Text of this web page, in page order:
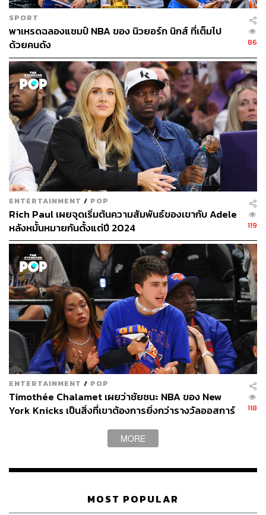
250
THE STANDARD TEAM
กองบรรณาธิการ THE STANDARD
SPORT
พาเหรดฉลองแชมป์ NBA ของ นิวยอร์ก นิกส์ ที่เต็มไป
ด้วยคนดัง
86
ENTERTAINMENT / POP
Rich Paul เผยจุดเริ่มต้นความสัมพันธ์ของเขากับ Adele
หลังหมั้นหมายกันตั้งแต่ปี 2024
119
ENTERTAINMENT / POP
Timothée Chalamet เผยว่าชัยชนะ NBA ของ New
York Knicks เป็นสิ่งที่เขาต้องการยิ่งกว่ารางวัลออสการ์
118
MORE
MOST POPULAR